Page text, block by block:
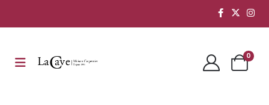
0